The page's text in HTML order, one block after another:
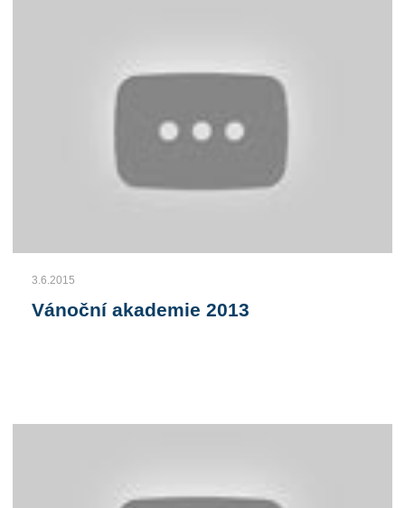
3.6.2015
Vánoční akademie 2013